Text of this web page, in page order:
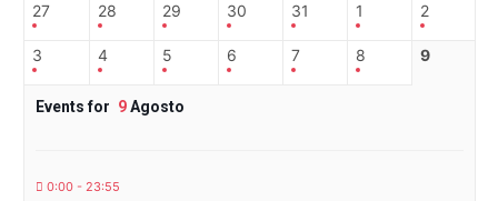
27 28 29 30 31 1 2
3 4 5 6 7 8 9
Events for 9Agosto
0:00 - 23:55